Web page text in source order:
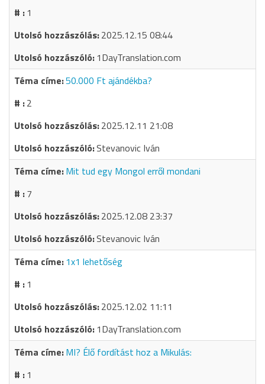
1
2025.12.15 08:44
1DayTranslation.com
50.000 Ft ajándékba?
2
2025.12.11 21:08
Stevanovic Iván
Mit tud egy Mongol erről mondani
7
2025.12.08 23:37
Stevanovic Iván
1x1 lehetőség
1
2025.12.02 11:11
1DayTranslation.com
MI? Élő fordítást hoz a Mikulás:
1